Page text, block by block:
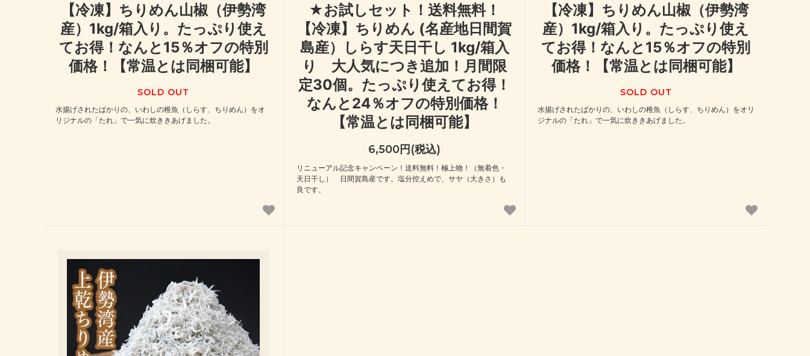
【冷凍】ちりめん山椒（伊勢湾
産）1kg/箱入り。たっぷり使え
てお得！なんと15％オフの特別
価格！【常温とは同梱可能】
SOLD OUT
水揚げされたばかりの、いわしの稚魚（しらす、ちりめん）をオ
リジナルの「たれ」で一気に炊ききあげました。
★お試しセット！送料無料！
【冷凍】ちりめん (名産地日間賀
島産）しらす天日干し 1kg/箱入
り 大人気につき追加！月間限
定30個。たっぷり使えてお得！
なんと24％オフの特別価格！
【常温とは同梱可能】
6,500円(税込)
リニューアル記念キャンペーン！送料無料！極上物！（無着色・
天日干し） 日間賀島産です。塩分控えめで、サヤ（大きさ）も
良です。
【冷凍】ちりめん山椒（伊勢湾
産）1kg/箱入り。たっぷり使え
てお得！なんと15％オフの特別
価格！【常温とは同梱可能】
SOLD OUT
水揚げされたばかりの、いわしの稚魚（しらす、ちりめん）をオリ
ジナルの「たれ」で一気に炊ききあげました。